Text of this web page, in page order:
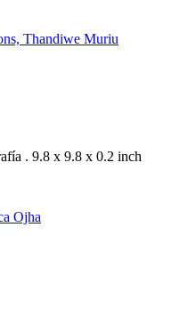
. 9.8 x 9.8 x 0.2 inch